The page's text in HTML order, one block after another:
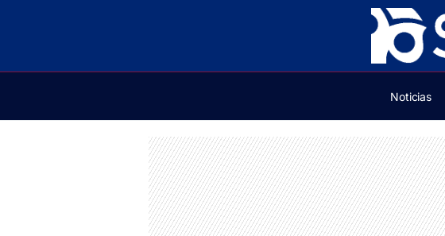
Noticias